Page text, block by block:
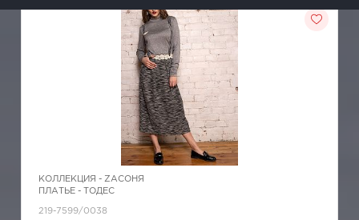
КОЛЛЕКЦИЯ - ZAСОНЯ
ПЛАТЬЕ - ТОДЕС
219-7599/0038